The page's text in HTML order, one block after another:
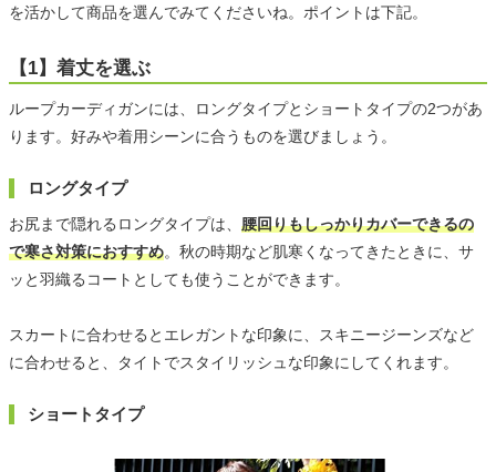
を活かして商品を選んでみてくださいね。ポイントは下記。
【1】着丈を選ぶ
ループカーディガンには、ロングタイプとショートタイプの2つがあ
ります。好みや着用シーンに合うものを選びましょう。
ロングタイプ
お尻まで隠れるロングタイプは、 腰回りもしっかりカバーできるの
で寒さ対策におすすめ。秋の時期など肌寒くなってきたときに、サ
ッと羽織るコートとしても使うことができます。
スカートに合わせるとエレガントな印象に、スキニージーンズなど
に合わせると、タイトでスタイリッシュな印象にしてくれます。
ショートタイプ